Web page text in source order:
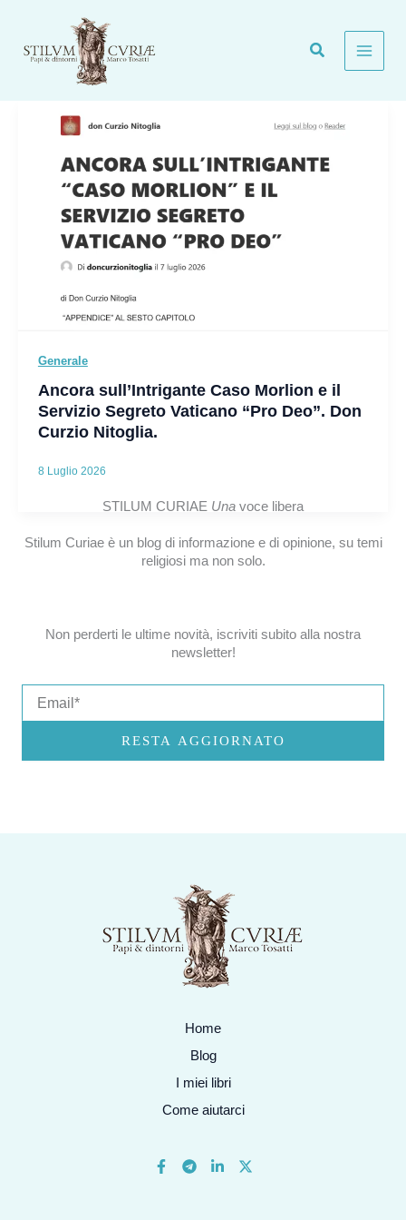
contenuto
Generale
Ancora sull’Intrigante Caso Morlion e il
Servizio Segreto Vaticano “Pro Deo”. Don
Curzio Nitoglia.
8 Luglio 2026
STILUM CURIAE Una voce libera
Stilum Curiae è un blog di informazione e di opinione, su temi
religiosi ma non solo.
Non perderti le ultime novità, iscriviti subito alla nostra
newsletter!
RESTA AGGIORNATO
Home
Blog
I miei libri
Come aiutarci